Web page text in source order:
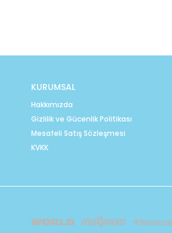
KURUMSAL
Hakkımızda
Gizlilik ve Gücenlik Politikası
Mesafeli Satış Sözleşmesi
KVKK